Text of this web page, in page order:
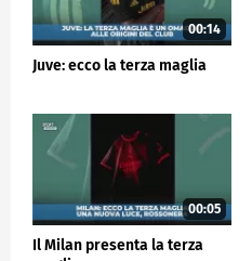
00:14
Juve: ecco la terza maglia
00:05
Il Milan presenta la terza